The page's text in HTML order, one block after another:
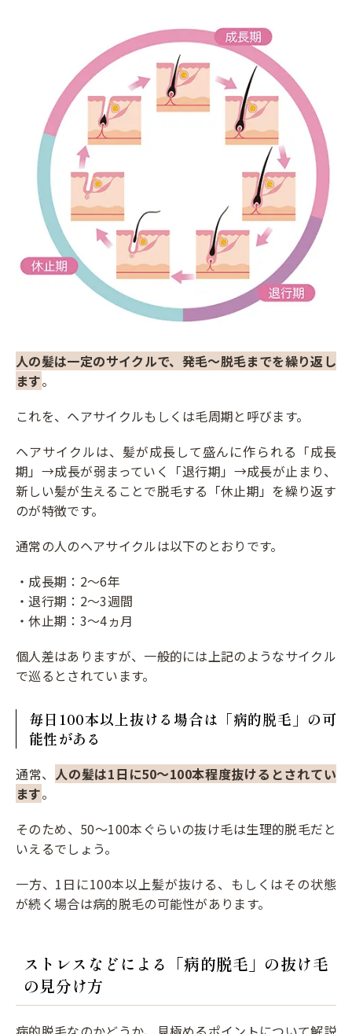
人の髪は一定のサイクルで、発毛～脱毛までを繰り返し
ます。
これを、ヘアサイクルもしくは毛周期と呼びます。
ヘアサイクルは、髪が成長して盛んに作られる「成長
期」→成長が弱まっていく「退行期」→成長が止まり、
新しい髪が生えることで脱毛する「休止期」を繰り返す
のが特徴です。
通常の人のヘアサイクルは以下のとおりです。
・成長期：2～6年
・退行期：2～3週間
・休止期：3～4ヵ月
個人差はありますが、一般的には上記のようなサイクル
で巡るとされています。
毎日100本以上抜ける場合は「病的脱毛」の可
能性がある
通常、 人の髪は1日に50～100本程度抜けるとされてい
ます。
そのため、50～100本ぐらいの抜け毛は生理的脱毛だと
いえるでしょう。
一方、1日に100本以上髪が抜ける、もしくはその状態
が続く場合は病的脱毛の可能性があります。
ストレスなどによる「病的脱毛」の抜け毛
の見分け方